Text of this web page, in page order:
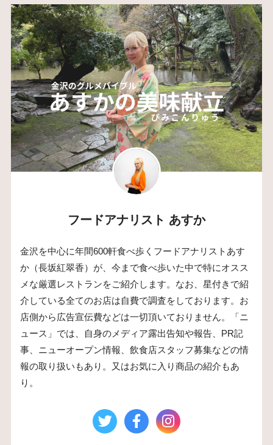
フードアナリスト あすか
金沢を中心に年間600軒食べ歩くフードアナリストあす
か（長坂紅翠香）が、今まで食べ歩いた中で特にオスス
メな厳選レストランをご紹介します。なお、星付きで紹
介している全てのお店は自費で調査をしております。お
店側から広告宣伝費などは一切頂いておりません。「ニ
ュース」では、自身のメディア露出告知や報告、PR記
事、ニューオープン情報、飲食店スタッフ募集などの情
報の取り扱いもあり。又はお気に入り商品の紹介もあ
り。